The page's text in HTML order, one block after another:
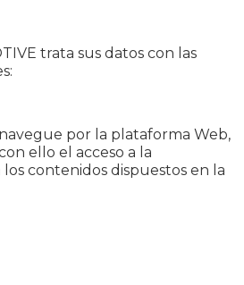
trata sus datos con las
por la plataforma Web,
ello el acceso a la
contenidos dispuestos en la